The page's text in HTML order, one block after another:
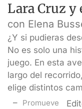
Lara Cruz y
con Elena
¿Y si pudieras
No es solo una
juego. En esta
largo del
elige distintos
Promueve